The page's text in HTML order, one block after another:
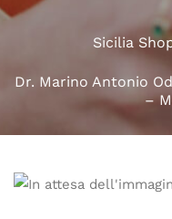
Sicilia
Dr. Marino Antonio
–